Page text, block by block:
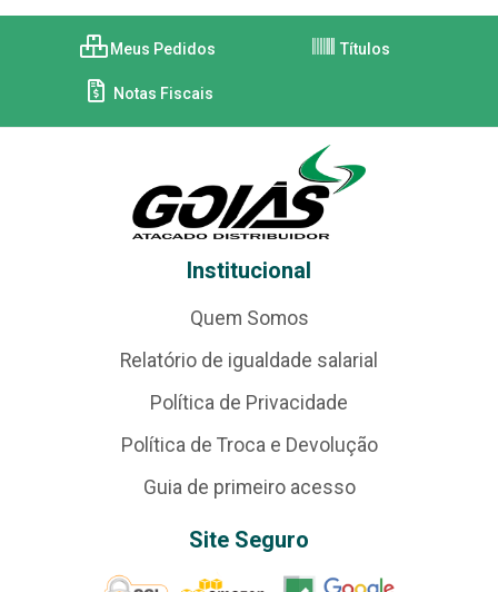
Meus Pedidos Títulos
Notas Fiscais
Institucional
Quem Somos
Relatório de igualdade salarial
Política de Privacidade
Política de Troca e Devolução
Guia de primeiro acesso
Site Seguro